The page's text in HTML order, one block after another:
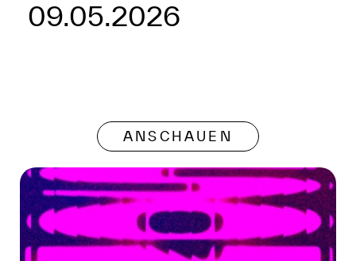
09.05.2026
ANSCHAUEN